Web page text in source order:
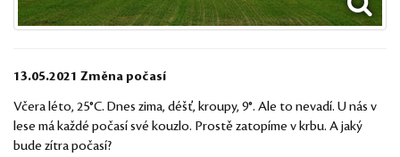
13.05.2021 Změna počasí
Včera léto, 25°C. Dnes zima, déšť, kroupy, 9°. Ale to nevadí. U nás v
lese má každé počasí své kouzlo. Prostě zatopíme v krbu. A jaký
bude zítra počasí?